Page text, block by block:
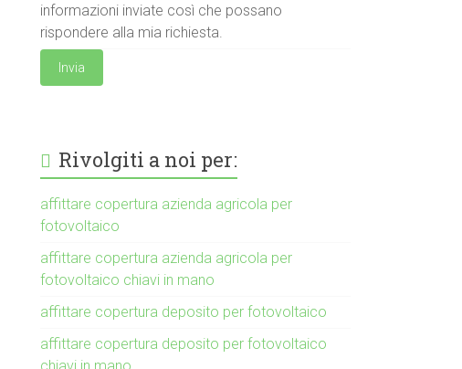
informazioni inviate così che possano
rispondere alla mia richiesta.
Invia
Rivolgiti a noi per:
affittare copertura azienda agricola per
fotovoltaico
affittare copertura azienda agricola per
fotovoltaico chiavi in mano
affittare copertura deposito per fotovoltaico
affittare copertura deposito per fotovoltaico